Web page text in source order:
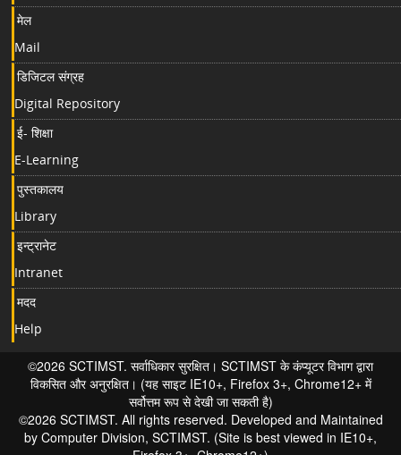
मेल
Mail
डिजिटल संग्रह
Digital Repository
ई- शिक्षा
E-Learning
पुस्तकालय
Library
इन्ट्रानेट
Intranet
मदद
Help
©2026 SCTIMST. सर्वाधिकार सुरक्षित। SCTIMST के कंप्यूटर विभाग द्वारा
विकसित और अनुरक्षित। (यह साइट IE10+, Firefox 3+, Chrome12+ में
सर्वोत्तम रूप से देखी जा सकती है)
©2026 SCTIMST. All rights reserved. Developed and Maintained
by Computer Division, SCTIMST. (Site is best viewed in IE10+,